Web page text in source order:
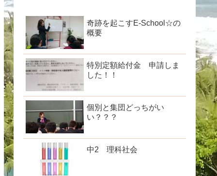
奇跡を起こすE-School☆の
概要
特別定額給付金 申請しま
した！！
個別と集団どっちがい
い？？？
中2 理科社会